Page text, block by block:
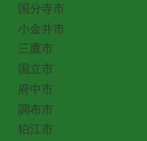
国分寺市
小金井市
三鷹市
国立市
府中市
調布市
狛江市